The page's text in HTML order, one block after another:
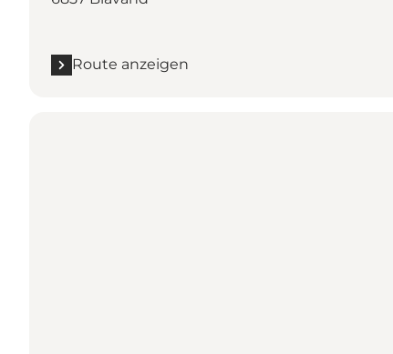
Route anzeigen